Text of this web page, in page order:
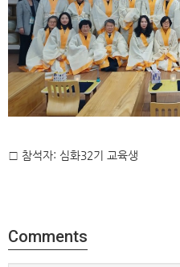
□ 참석자: 심화32기 교육생
Comments